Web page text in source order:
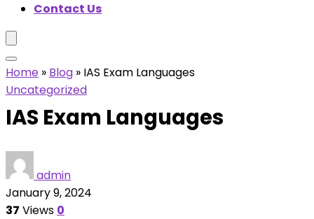
Contact Us
Home » Blog » IAS Exam Languages
Uncategorized
IAS Exam Languages
admin
January 9, 2024
37 Views 0